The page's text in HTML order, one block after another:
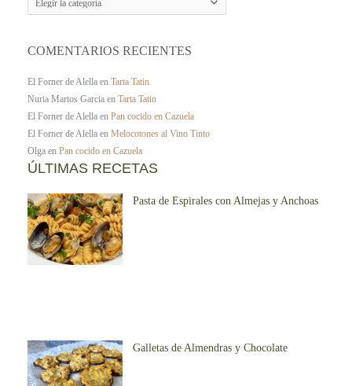
COMENTARIOS RECIENTES
El Forner de Alella en Tarta Tatin
Nuria Martos Garcia en Tarta Tatin
El Forner de Alella en Pan cocido en Cazuela
El Forner de Alella en Melocotones al Vino Tinto
Olga en Pan cocido en Cazuela
ÚLTIMAS RECETAS
Pasta de Espirales con Almejas y Anchoas
Galletas de Almendras y Chocolate